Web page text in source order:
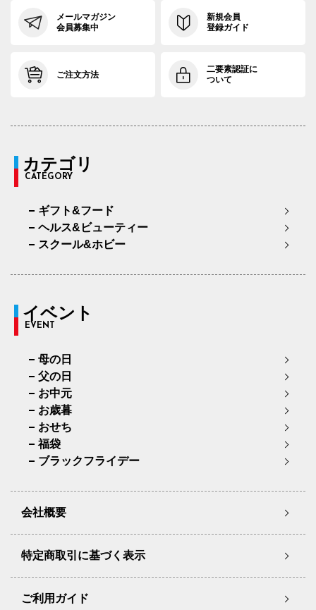
メールマガジン
会員募集中
新規会員
登録ガイド
ご注文方法
二要素認証に
ついて
カテゴリ
CATEGORY
ギフト&フード
ヘルス&ビューティー
スクール&ホビー
イベント
EVENT
母の日
父の日
お中元
お歳暮
おせち
福袋
ブラックフライデー
会社概要
特定商取引に基づく表示
ご利用ガイド